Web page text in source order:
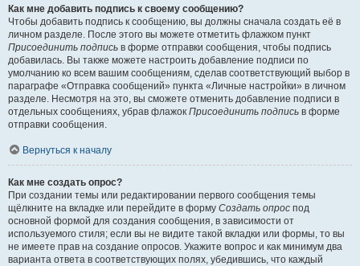
Как мне добавить подпись к своему сообщению?
Чтобы добавить подпись к сообщению, вы должны сначала создать её в
личном разделе. После этого вы можете отметить флажком пункт
Присоединить подпись в форме отправки сообщения, чтобы подпись
добавилась. Вы также можете настроить добавление подписи по
умолчанию ко всем вашим сообщениям, сделав соответствующий выбор в
параграфе «Отправка сообщений» пункта «Личные настройки» в личном
разделе. Несмотря на это, вы сможете отменить добавление подписи в
отдельных сообщениях, убрав флажок Присоединить подпись в форме
отправки сообщения.
Вернуться к началу
Как мне создать опрос?
При создании темы или редактировании первого сообщения темы
щёлкните на вкладке или перейдите в форму Создать опрос под
основной формой для создания сообщения, в зависимости от
используемого стиля; если вы не видите такой вкладки или формы, то вы
не имеете прав на создание опросов. Укажите вопрос и как минимум два
варианта ответа в соответствующих полях, убедившись, что каждый